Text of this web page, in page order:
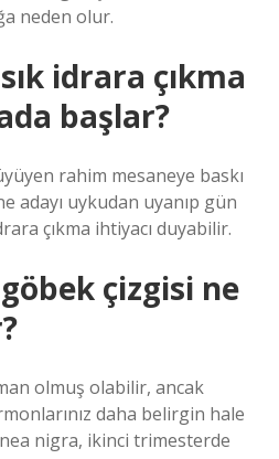
neden olur.
idrara çıkma
başlar?
rahim mesaneye baskı
adayı uykudan uyanıp gün
çıkma ihtiyacı duyabilir.
çizgisi ne
olmuş olabilir, ancak
daha belirgin hale
nigra, ikinci trimesterde